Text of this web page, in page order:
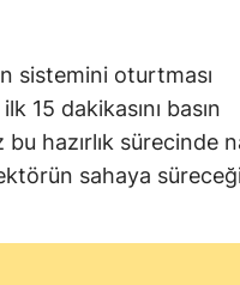
sistemini oturtması
15 dakikasını basın
hazırlık sürecinde
sahaya